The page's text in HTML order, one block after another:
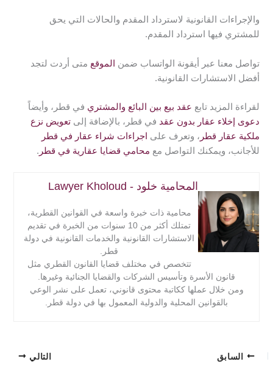
الأجل المحدد. أو تراخى بذلك مدة تجاوز المألوف، يجوز
للمتعاقد الآخر اعتبار ذلك عدولاً منه عن العقد.
والإجراءات القانونية لاسترداد المقدم والحالات التي يحق
للمشتري فيها استرداد المقدم.
تواصل معنا عبر أيقونة الواتساب ضمن الموقع متى أردت لتجد
أفضل الاستشارات القانونية.
لقراءة المزيد تابع عقد بيع بين البائع والمشتري في قطر، وأيضاً
دعوى إخلاء عقار بدون عقد في قطر، بالإضافة إلىتعويض نزع
ملكية عقار قطر ، وتعرف على اجراءات شراء عقار في قطر
للأجانب، ويمكنك التواصل مع محامي قضايا عقارية في قطر .
المحامية خلود - Lawyer Kholoud
محامية ذات خبرة واسعة في القوانين القطرية،
تمتلك أكثر من 10 سنوات من الخبرة في تقديم
الاستشارات القانونية والخدمات القانونية في دولة
قطر.
تتخصص في مختلف قضايا القانون القطري مثل
قانون الأسرة وتأسيس الشركات والقضايا الجنائية وغيرها.
ومن خلال عملها ككاتبة محتوى قانوني، تعمل على نشر الوعي
بالقوانين المحلية والدولية المعمول بها في دولة قطر.
السابق التالي